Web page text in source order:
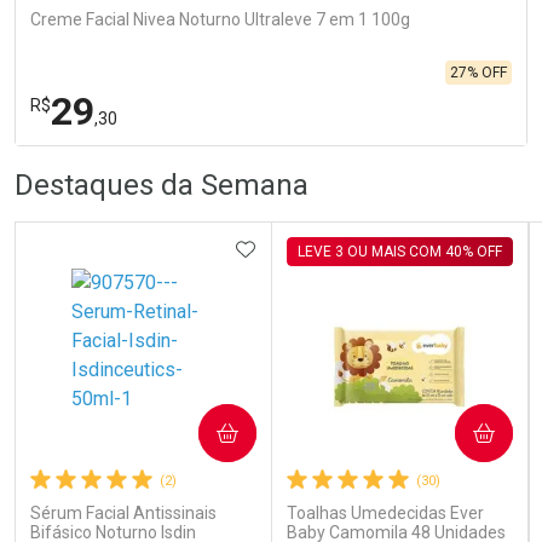
Creme Facial Nivea Noturno Ultraleve 7 em 1 100g
R$29,30
27% OFF
Laboratório
Comprar sem Desconto
Por R$ 29,30/cada
Por Menos
Comprar sem Desconto
Por R$ 29,30/cada
Destaques da Semana
(2)
Sérum Facial Antissinais
Bifásico Noturno Isdin
ADICIONAR AOS FAVORITOS
COMPRAR
(30)
Toalhas Umedecidas Ever
Baby Camomila 48 Unidades
LEVE 3 OU MAIS COM 40% OFF
COMPRAR